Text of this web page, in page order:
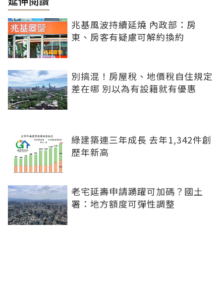
兆基風波持續延燒 內政部：房
東、房客有疑慮可解約換約
別搞混！房屋稅、地價稅自住規定
差在哪 別以為有設籍就有優惠
綠建築連三年成長 去年1,342件創
歷年新高
老宅延壽申請踴躍可加碼？國土
署：地方額度可彈性調整